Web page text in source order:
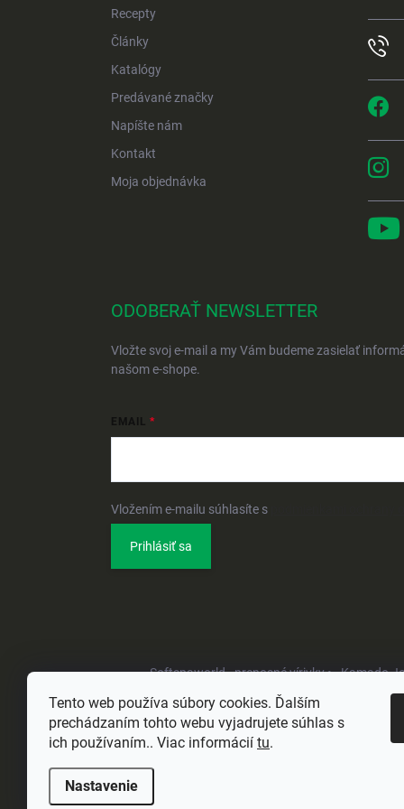
Tento web používa súbory cookies. Ďalším
prechádzaním tohto webu vyjadrujete súhlas s
ich používaním.. Viac informácií tu.
Nastavenie
Recepty
Články
Katalógy
Predávané značky
Napíšte nám
Kontakt
Moja objednávka
ODOBERAŤ NEWSLETTER
Vložte svoj e-mail a my Vám budeme zasielať
našom e-shope.
EMAIL
Vložením e-mailu súhlasíte s
Prihlásiť sa
Softspaworld - prenosné vírivky • Kamado